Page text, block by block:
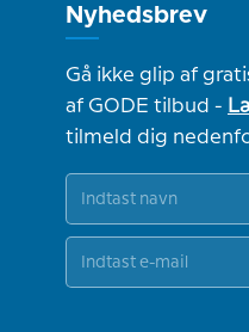
Nyhedsbrev
Gå ikke glip af
af GODE tilbud -
tilmeld dig